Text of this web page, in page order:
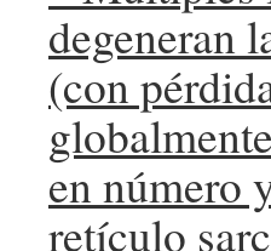
degeneran
(con
en número
retículo